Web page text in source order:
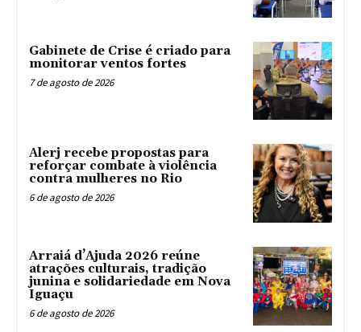
Gabinete de Crise é criado para
monitorar ventos fortes
7 de agosto de 2026
Alerj recebe propostas para
reforçar combate à violência
contra mulheres no Rio
6 de agosto de 2026
Arraiá d’Ajuda 2026 reúne
atrações culturais, tradição
junina e solidariedade em Nova
Iguaçu
6 de agosto de 2026